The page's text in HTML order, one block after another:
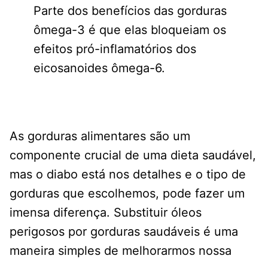
Parte dos benefícios das gorduras
ômega-3 é que elas bloqueiam os
efeitos pró-inflamatórios dos
eicosanoides ômega-6.
As gorduras alimentares são um
componente crucial de uma dieta saudável,
mas o diabo está nos detalhes e o tipo de
gorduras que escolhemos, pode fazer um
imensa diferença. Substituir óleos
perigosos por gorduras saudáveis é uma
maneira simples de melhorarmos nossa